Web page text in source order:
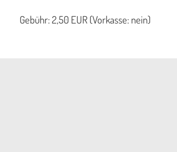
Gebühr: 2,50 EUR (Vorkasse: nein)